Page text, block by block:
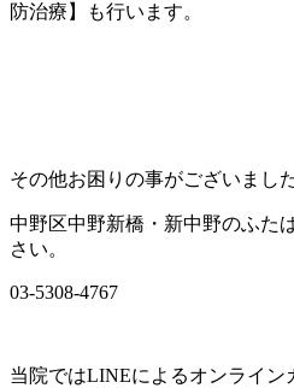
防治療】も行います。
その他お困りの事がございまし
中野区中野新橋・新中野のふた
さい。
03-5308-4767
当院ではLINEによるオンライ